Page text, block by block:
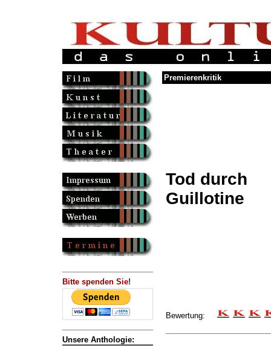
Bitte spenden Sie!
Unsere Anthologie:
Premierenkritik
Tod durch
Guillotine
Bewertung: